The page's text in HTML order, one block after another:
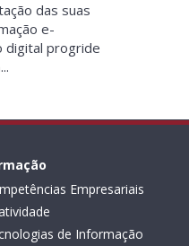
das suas
e-
digital progride
Empresariais
de Informação